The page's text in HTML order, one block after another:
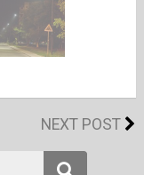
NEXT POST